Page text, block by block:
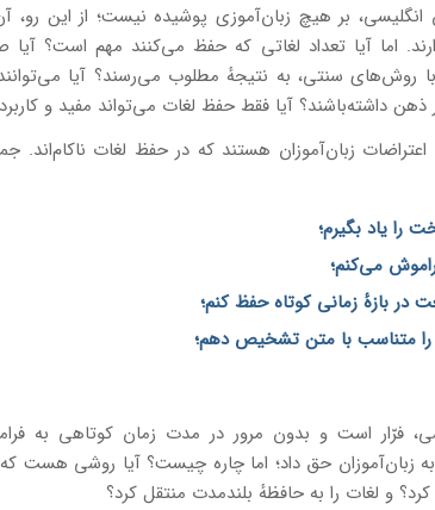
بر هیچ زبان‌آموزی پوشیده نیست؛ از این رو،
اما آیا تعداد لغاتی که حفظ می‌کنند مهم است؟ آیا
روش‌های سنتی، به نتیجهٔ مطلوب می‌رسند؟ آیا
ذهن داشته‌باشند؟ آیا فقط حفظ لغات می‌تواند مفید و
زبان‌آموزان هستند که در حفظ لغات ناکام‌اند.
را یاد بگیرم؛
می‌کنم؛
در بازهٔ زمانی کوتاه حفظ کنم؛
متناسب با متن تشخیص دهم؛
فرّار است و بدون مرور در مدت زمان کوتاهی به
زبان‌آموزان حق داد؛ اما چاره چیست؟ آیا روشی هست که
و لغات را به حافظهٔ بلندمدت منتقل کرد؟